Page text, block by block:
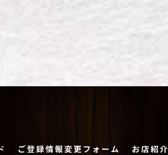
ご登録情報変更フォーム お店紹介